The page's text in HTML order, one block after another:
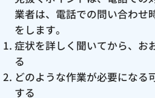
業者は、電話での問い合わせ
をします。
症状を詳しく聞いてから、お
る
どのような作業が必要になる
する